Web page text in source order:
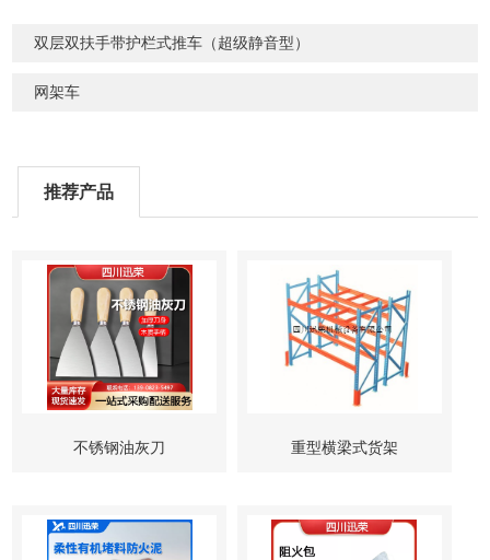
双层双扶手带护栏式推车（超级静音型）
网架车
推荐产品
不锈钢油灰刀 重型横梁式货架